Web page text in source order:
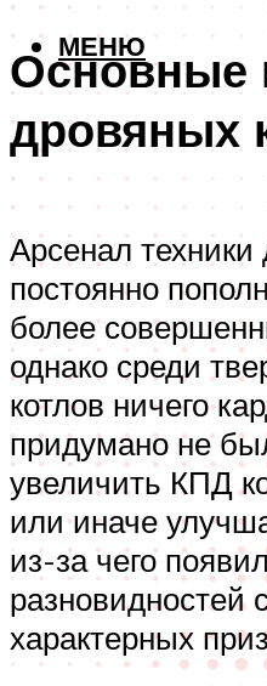
МЕНЮ
Основные
дровяных
Арсенал техники
постоянно
более
однако среди
котлов ничего
придумано не
увеличить КПД
или иначе
из-за чего
разновидностей
характерных